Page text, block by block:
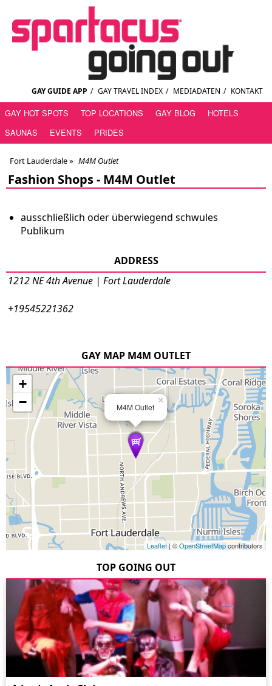
GAY GUIDE APP / GAY TRAVEL INDEX / MEDIADATEN / KONTAKT
GAY HOT SPOTS TOP LOCATIONS GAY BLOG
HOTELS
SAUNAS
EVENTS PRIDES
Fort Lauderdale» M4M Outlet
Fashion Shops - M4M Outlet
ausschließlich oder überwiegend schwules
Publikum
ADDRESS
1212 NE 4th Avenue | Fort Lauderdale
+19545221362
GAY MAP M4M OUTLET
M4M Outlet
×
+
−
Leaflet| ©OpenStreetMapcontributors
TOP GOING OUT